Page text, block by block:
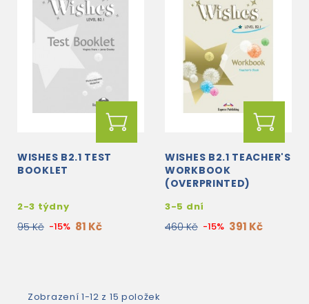
WISHES B2.1 TEST
BOOKLET
2-3 týdny
95 Kč -15% 81 Kč
WISHES B2.1 TEACHER'S
WORKBOOK
(OVERPRINTED)
3-5 dní
460 Kč -15% 391 Kč
Zobrazení 1-12 z 15 položek